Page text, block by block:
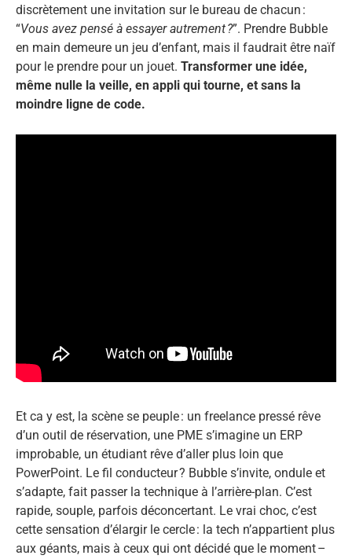
discrètement une invitation sur le bureau de chacun :
“Vous avez pensé à essayer autrement ?”. Prendre Bubble
en main demeure un jeu d’enfant, mais il faudrait être naïf
pour le prendre pour un jouet. Transformer une idée,
même nulle la veille, en appli qui tourne, et sans la
moindre ligne de code.
Et ca y est, la scène se peuple : un freelance pressé rêve
d’un outil de réservation, une PME s’imagine un ERP
improbable, un étudiant rêve d’aller plus loin que
PowerPoint. Le fil conducteur ? Bubble s’invite, ondule et
s’adapte, fait passer la technique à l’arrière-plan. C’est
rapide, souple, parfois déconcertant. Le vrai choc, c’est
cette sensation d’élargir le cercle : la tech n’appartient plus
aux géants, mais à ceux qui ont décidé que le moment –